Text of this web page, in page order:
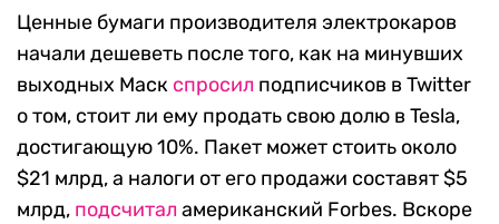
Ценные бумаги производителя электрокаров
начали дешеветь после того, как на минувших
выходных Маск спросил подписчиков в Twitter
о том, стоит ли ему продать свою долю в Tesla,
достигающую 10%. Пакет может стоить около
$21 млрд, а налоги от его продажи составят $5
млрд, подсчитал американский Forbes. Вскоре